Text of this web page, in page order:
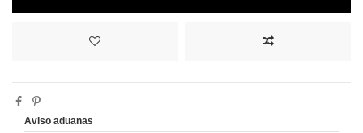
Aviso aduanas